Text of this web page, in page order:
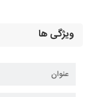
ویژگی ها
عنوان